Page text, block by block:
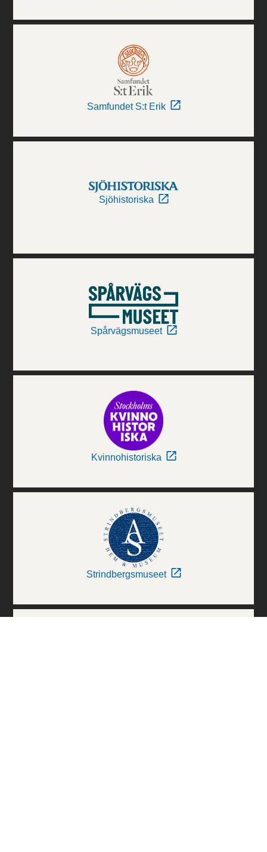
Samfundet S:t Erik
Sjöhistoriska
Spårvägsmuseet
Kvinnohistoriska
Strindbergsmuseet